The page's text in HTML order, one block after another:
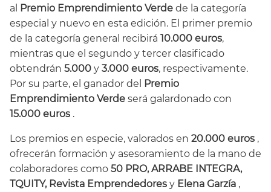
al
Premio Emprendimiento Verde de la categoría
especial y nuevo en esta edición. El primer premio
de la categoría general recibirá 10.000 euros,
mientras que el segundo y tercer clasificado
obtendrán 5.000 y 3.000 euros, respectivamente.
Por su parte, el ganador del
Premio
Emprendimiento Verde será galardonado con
15.000 euros .
Los premios en especie, valorados en 20.000 euros ,
ofrecerán formación y asesoramiento de la mano de
colaboradores como 50 PRO, ARRABE INTEGRA,
TQUITY, Revista Emprendedores y Elena Garzía ,